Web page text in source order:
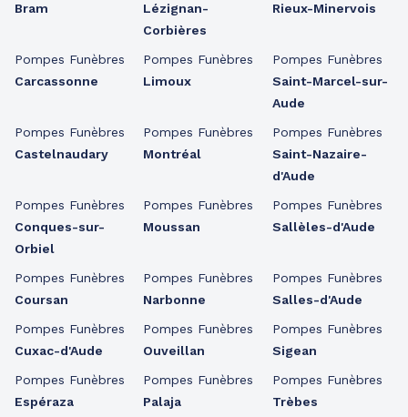
Bram
Pompes Funèbres
Carcassonne
Pompes Funèbres
Castelnaudary
Pompes Funèbres
Conques-sur-
Orbiel
Pompes Funèbres
Coursan
Pompes Funèbres
Cuxac-d'Aude
Pompes Funèbres
Espéraza
Lézignan-
Corbières
Pompes Funèbres
Limoux
Pompes Funèbres
Montréal
Pompes Funèbres
Moussan
Pompes Funèbres
Narbonne
Pompes Funèbres
Ouveillan
Pompes Funèbres
Palaja
Rieux-Minervois
Pompes Funèbres
Saint-Marcel-sur-
Aude
Pompes Funèbres
Saint-Nazaire-
d'Aude
Pompes Funèbres
Sallèles-d'Aude
Pompes Funèbres
Salles-d'Aude
Pompes Funèbres
Sigean
Pompes Funèbres
Trèbes